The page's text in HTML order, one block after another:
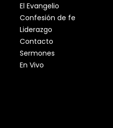
El Evangelio
Confesión de fe
Liderazgo
Contacto
Sermones
En Vivo